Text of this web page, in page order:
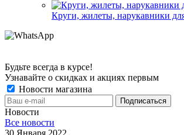
Круги, жилеты, нарукавники
Будьте всегда в курсе!
Узнавайте о скидках и акциях первым
Новости магазина
Новости
Все новости
30 Января 2022